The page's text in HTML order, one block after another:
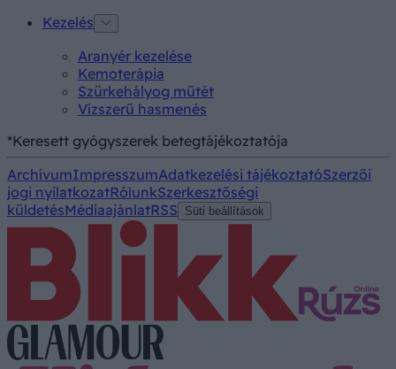
Kezelés
Aranyér kezelése
Kemoterápia
Szürkehályog műtét
Vízszerű hasmenés
*Keresett gyógyszerek betegtájékoztatója
ArchívumImpresszumAdatkezelési tájékoztatóSzerzői
jogi nyilatkozatRólunkSzerkesztőségi
küldetésMédiaajánlatRSS Süti beállítások